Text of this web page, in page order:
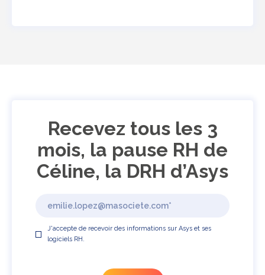
Recevez tous les 3
mois, la pause RH de
Céline, la DRH d’Asys
J'accepte de recevoir des informations sur Asys et ses
logiciels RH.